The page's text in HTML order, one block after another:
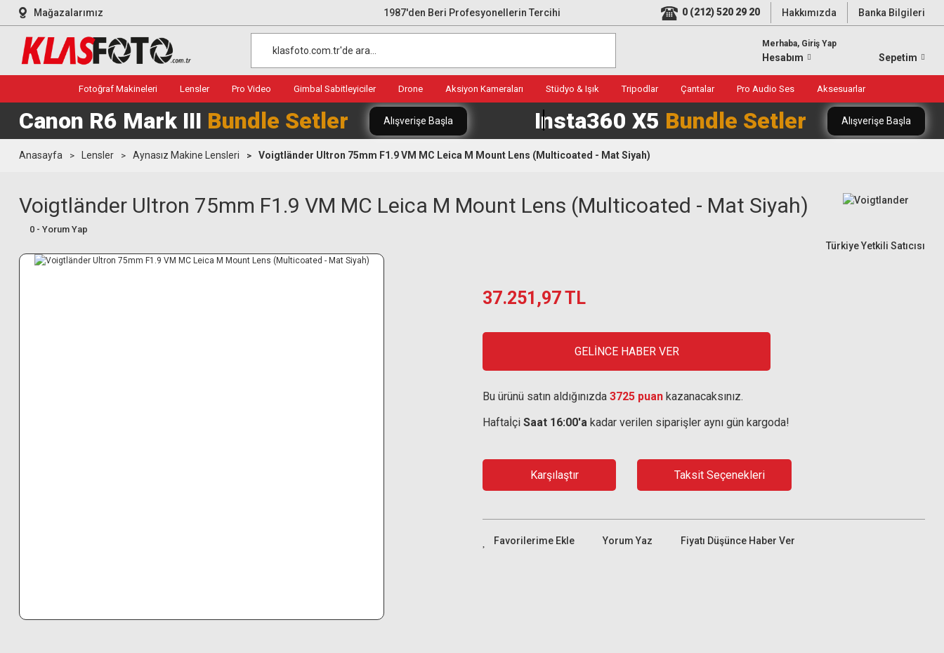
Mağazalarımız 1987'den Beri Profesyonellerin Tercihi 0 (212) 520 29 20 Hakkımızda Banka Bilgileri
Merhaba, Giriş Yap
Hesabım Sepetim
Fotoğraf Makineleri Lensler Pro Video Gimbal Sabitleyiciler Drone Aksiyon Kameraları Stüdyo & Işık Tripodlar Çantalar Pro Audio Ses Aksesuarlar
Canon R6 Mark III Bundle Setler Alışverişe Başla Insta360 X5 Bundle Setler Alışverişe Başla
Anasayfa Lensler Aynasız Makine Lensleri Voigtländer Ultron 75mm F1.9 VM MC Leica M Mount Lens (Multicoated - Mat Siyah)
Voigtländer Ultron 75mm F1.9 VM MC Leica M Mount Lens (Multicoated - Mat Siyah)
0 - Yorum Yap
Türkiye Yetkili Satıcısı
37.251,97 TL
GELİNCE HABER VER
Bu ürünü satın aldığınızda 3725 puan kazanacaksınız.
Haftaİçi Saat 16:00'a kadar verilen siparişler aynı gün kargoda!
Karşılaştır Taksit Seçenekleri
Yorum Yaz Fiyatı Düşünce Haber Ver